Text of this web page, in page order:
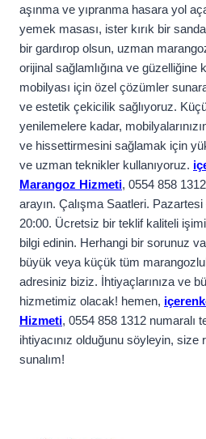
aşınma ve yıpranma hasara yol
yemek masası, ister kırık bir
bir gardırop olsun, uzman
orijinal sağlamlığına ve
mobilyası için özel çözümler
ve estetik çekicilik sağlıyoruz.
yenilemelere kadar,
ve hissettirmesini sağlamak için
ve uzman teknikler kullanıyoruz.
Marangoz Hizmeti, 0554 858
arayın. Çalışma Saatleri.
20:00. Ücretsiz bir teklif kaliteli
bilgi edinin. Herhangi bir sorunuz
büyük veya küçük tüm
adresiniz biziz. İhtiyaçlarınıza ve
hizmetimiz olacak! hemen,
Hizmeti, 0554 858 1312 numaralı
ihtiyacınız olduğunu söyleyin, size
sunalım!